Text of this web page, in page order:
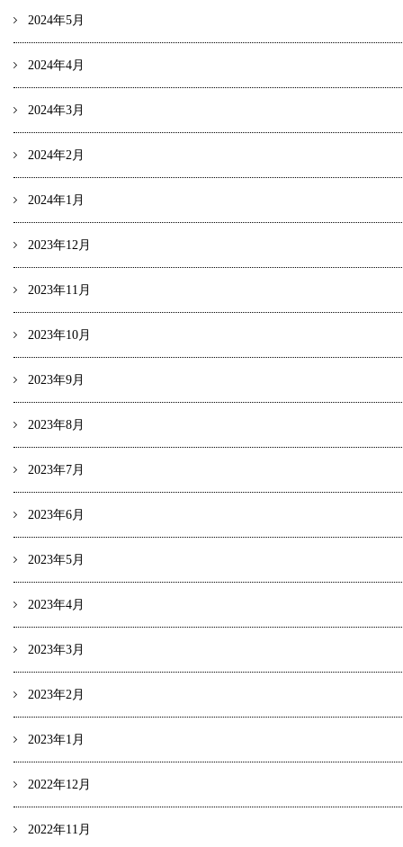
2024年5月
2024年4月
2024年3月
2024年2月
2024年1月
2023年12月
2023年11月
2023年10月
2023年9月
2023年8月
2023年7月
2023年6月
2023年5月
2023年4月
2023年3月
2023年2月
2023年1月
2022年12月
2022年11月